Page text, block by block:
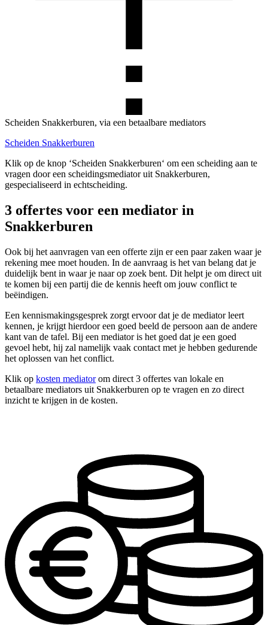
Scheiden Snakkerburen, via een betaalbare mediators
Scheiden Snakkerburen
Klik op de knop ‘Scheiden Snakkerburen‘ om een scheiding aan te
vragen door een scheidingsmediator uit Snakkerburen,
gespecialiseerd in echtscheiding.
3 offertes voor een mediator in
Snakkerburen
Ook bij het aanvragen van een offerte zijn er een paar zaken waar je
rekening mee moet houden. In de aanvraag is het van belang dat je
duidelijk bent in waar je naar op zoek bent. Dit helpt je om direct uit
te komen bij een partij die de kennis heeft om jouw conflict te
beëindigen.
Een kennismakingsgesprek zorgt ervoor dat je de mediator leert
kennen, je krijgt hierdoor een goed beeld de persoon aan de andere
kant van de tafel. Bij een mediator is het goed dat je een goed
gevoel hebt, hij zal namelijk vaak contact met je hebben gedurende
het oplossen van het conflict.
Klik op kosten mediatorom direct 3 offertes van lokale en
betaalbare mediators uit Snakkerburen op te vragen en zo direct
inzicht te krijgen in de kosten.